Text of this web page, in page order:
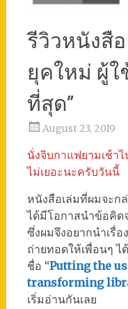
รีวิวหนังสื
ยุคใหม่ ผู้
ที่สุด”
August 23, 2019
นั่งจิบกาแฟยามเช้า
ไม่เยอะนะครับวันนี้
หนังสือเล่มที่ผมจะก
ได้มีโอกาสนำข้อคิด
ซึ่งผมจึงอยากนำเรื่
ถ่ายทอดให้เพื่อนๆ
ชื่อ “Putting the
transforming
เริ่มอ่านกันเลย